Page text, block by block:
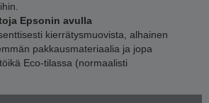
Epsonin avulla
kierrätysmuovista, alhainen
pakkausmateriaalia ja jopa
Eco-tilassa (normaalisti